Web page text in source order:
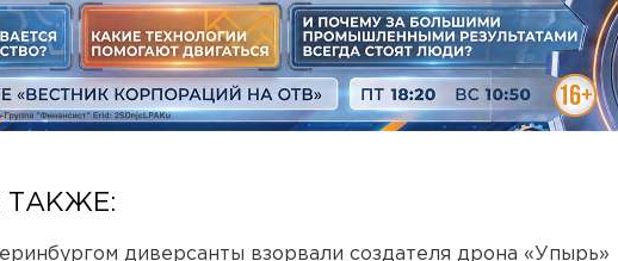
ТАКЖЕ:
диверсанты взорвали создателя дрона «Упырь»